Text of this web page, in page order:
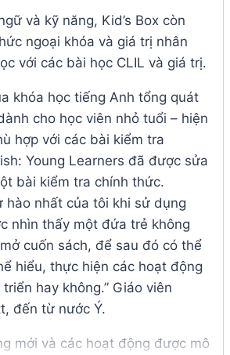
và kỹ năng, Kid’s Box còn
ngoại khóa và giá trị nhân
với các bài học CLIL và giá trị.
khóa học tiếng Anh tổng quát
cho học viên nhỏ tuổi – hiện
hợp với các bài kiểm tra
Young Learners đã được sửa
bài kiểm tra chính thức.
hào nhất của tôi khi sử dụng
nhìn thấy một đứa trẻ không
cuốn sách, để sau đó có thể
hiểu, thực hiện các hoạt động
hay không.” Giáo viên
đến từ nước Ý.
mới và các hoạt động được mô